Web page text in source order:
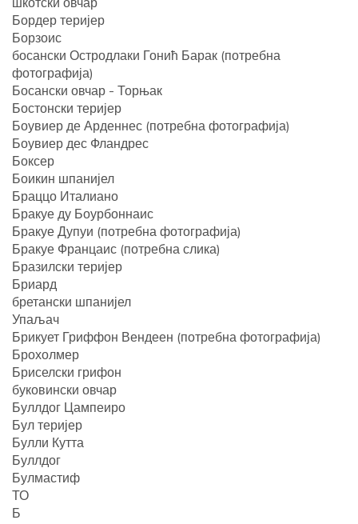
Бордер теријер
Борзоис
босански Остродлаки Гонић Барак (потребна
фотографија)
Босански овчар - Торњак
Бостонски теријер
Боувиер де Арденнес (потребна фотографија)
Боувиер дес Фландрес
Боксер
Боикин шпанијел
Браццо Италиано
Бракуе ду Боурбоннаис
Бракуе Дупуи (потребна фотографија)
Бракуе Францаис (потребна слика)
Бразилски теријер
Бриард
бретански шпанијел
Упаљач
Брикует Гриффон Вендеен (потребна фотографија)
Брохолмер
Бриселски грифон
буковински овчар
Буллдог Цампеиро
Бул теријер
Булли Кутта
Буллдог
Булмастиф
ТО
Б